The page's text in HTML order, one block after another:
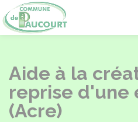
Aide à la
reprise d'une
(Acre)